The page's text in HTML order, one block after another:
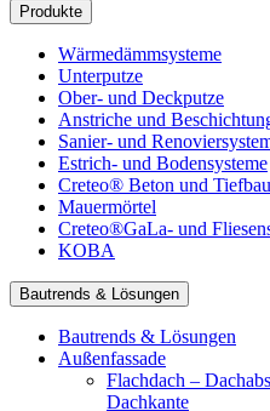
Produkte
Wärmedämmsysteme
Unterputze
Ober- und Deckputze
Anstriche und
Sanier- und
Estrich- und Bodensysteme
Creteo® Beton und Tiefbau
Mauermörtel
Creteo®GaLa- und
KOBA
Bautrends & Lösungen
Bautrends & Lösungen
Außenfassade
Flachdach –
Dachkante